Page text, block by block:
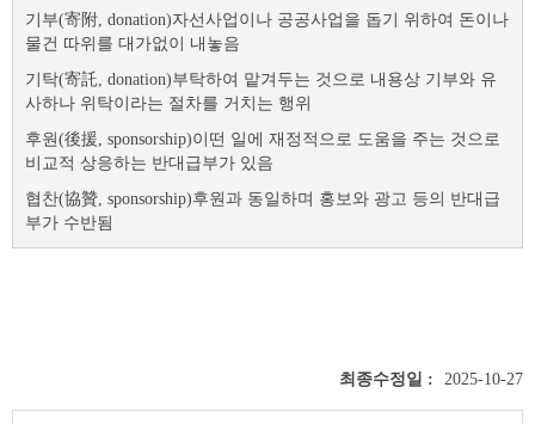
기부(寄附, donation)자선사업이나 공공사업을 돕기 위하여 돈이나
물건 따위를 대가없이 내놓음
기탁(寄託, donation)부탁하여 맡겨두는 것으로 내용상 기부와 유
사하나 위탁이라는 절차를 거치는 행위
후원(後援, sponsorship)이떤 일에 재정적으로 도움을 주는 것으로
비교적 상응하는 반대급부가 있음
협찬(協贊, sponsorship)후원과 동일하며 홍보와 광고 등의 반대급
부가 수반됨
최종수정일 : 2025-10-27